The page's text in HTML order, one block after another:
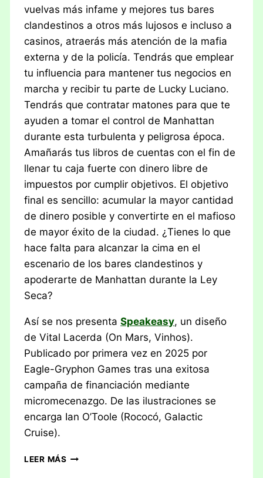
vuelvas más infame y mejores tus bares
clandestinos a otros más lujosos e incluso a
casinos, atraerás más atención de la mafia
externa y de la policía. Tendrás que emplear
tu influencia para mantener tus negocios en
marcha y recibir tu parte de Lucky Luciano.
Tendrás que contratar matones para que te
ayuden a tomar el control de Manhattan
durante esta turbulenta y peligrosa época.
Amañarás tus libros de cuentas con el fin de
llenar tu caja fuerte con dinero libre de
impuestos por cumplir objetivos. El objetivo
final es sencillo: acumular la mayor cantidad
de dinero posible y convertirte en el mafioso
de mayor éxito de la ciudad. ¿Tienes lo que
hace falta para alcanzar la cima en el
escenario de los bares clandestinos y
apoderarte de Manhattan durante la Ley
Seca?
Así se nos presentaSpeakeasy, un diseño
de Vital Lacerda (On Mars, Vinhos).
Publicado por primera vez en 2025 por
Eagle-Gryphon Games tras una exitosa
campaña de financiación mediante
micromecenazgo. De las ilustraciones se
encarga Ian O’Toole (Rococó, Galactic
Cruise).
LEER MÁS RESEÑA: